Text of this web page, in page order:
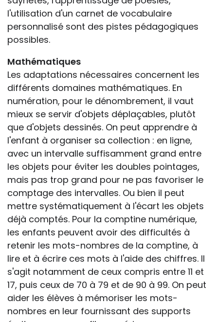
l'utilisation d'un carnet de vocabulaire
personnalisé sont des pistes pédagogiques
possibles.
Mathématiques
Les adaptations nécessaires concernent les
différents domaines mathématiques. En
numération, pour le dénombrement, il vaut
mieux se servir d'objets déplaçables, plutôt
que d'objets dessinés. On peut apprendre à
l'enfant à organiser sa collection : en ligne,
avec un intervalle suffisamment grand entre
les objets pour éviter les doubles pointages,
mais pas trop grand pour ne pas favoriser le
comptage des intervalles. Ou bien il peut
mettre systématiquement à l'écart les objets
déjà comptés. Pour la comptine numérique,
les enfants peuvent avoir des difficultés à
retenir les mots-nombres de la comptine, à
lire et à écrire ces mots à l'aide des chiffres. Il
s'agit notamment de ceux compris entre 11 et
17, puis ceux de 70 à 79 et de 90 à 99. On peut
aider les élèves à mémoriser les mots-
nombres en leur fournissant des supports